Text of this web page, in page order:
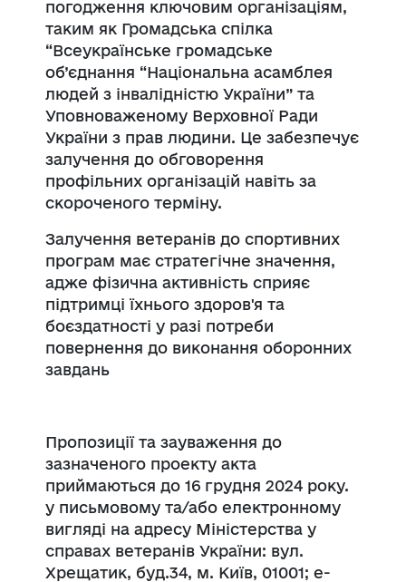
погодження ключовим організаціям,
таким як Громадська спілка
“Всеукраїнське громадське
об’єднання “Національна асамблея
людей з інвалідністю України” та
Уповноваженому Верховної Ради
України з прав людини. Це забезпечує
залучення до обговорення
профільних організацій навіть за
скороченого терміну.
Залучення ветеранів до спортивних
програм має стратегічне значення,
адже фізична активність сприяє
підтримці їхнього здоров'я та
боєздатності у разі потреби
повернення до виконання оборонних
завдань
Пропозиції та зауваження до
зазначеного проекту акта
приймаються до 16 грудня 2024 року.
у письмовому та/або електронному
вигляді на адресу Міністерства у
справах ветеранів України: вул.
Хрещатик, буд.34, м. Київ, 01001; е-